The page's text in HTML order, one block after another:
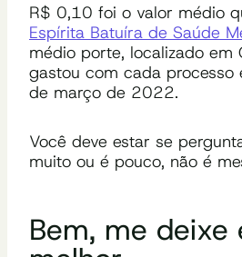
R$ 0,10 foi o valor médio
Espírita Batuíra de Saúde
médio porte, localizado em
gastou com cada processo
de março de 2022.
Você deve estar se
muito ou é pouco, não é
Bem, me deixe